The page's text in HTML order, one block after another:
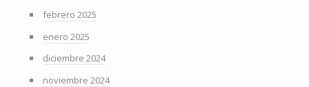
febrero 2025
enero 2025
diciembre 2024
noviembre 2024